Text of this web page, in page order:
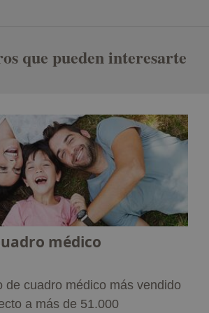
que pueden interesarte
médico
de cuadro médico más vendido
a más de 51.000